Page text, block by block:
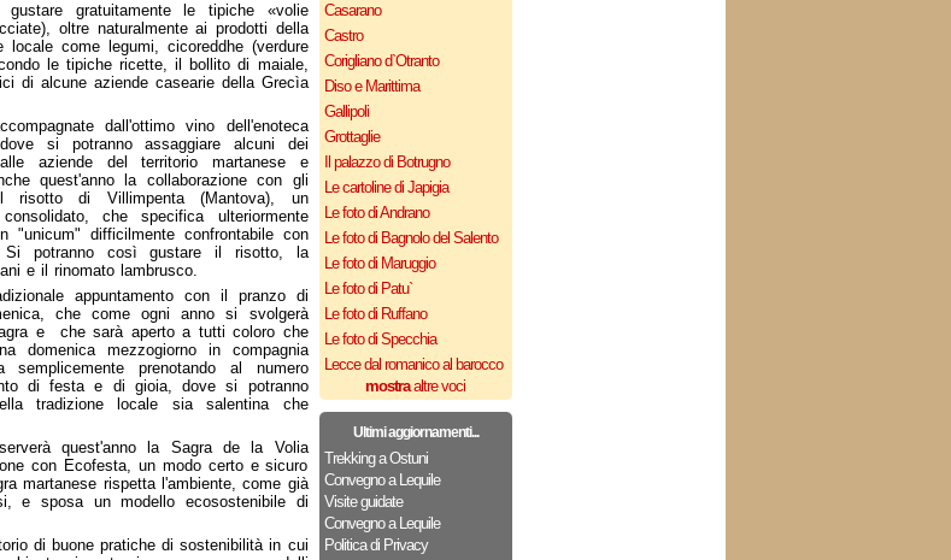
Casarano
Castro
Corigliano d`Otranto
Diso e Marittima
Gallipoli
Grottaglie
Il palazzo di Botrugno
Le cartoline di Japigia
Le foto di Andrano
Le foto di Bagnolo del Salento
Le foto di Maruggio
Le foto di Patu`
Le foto di Ruffano
Le foto di Specchia
Lecce dal romanico al barocco
mostraaltre voci
Ultimi aggiornamenti...
Trekking a Ostuni
Convegno a Lequile
Visite guidate
Convegno a Lequile
Politica di Privacy
gustare gratuitamente le tipiche «volie
oltre naturalmente ai prodotti della
locale come legumi, cicoreddhe (verdure
le tipiche ricette, il bollito di maiale,
di alcune aziende casearie della Grecìa
dall'ottimo vino dell'enoteca
si potranno assaggiare alcuni dei
aziende del territorio martanese e
quest'anno la collaborazione con gli
risotto di Villimpenta (Mantova), un
che specifica ulteriormente
"unicum" difficilmente confrontabile con
Si potranno così gustare il risotto, la
e il rinomato lambrusco.
appuntamento con il pranzo di
che come ogni anno si svolgerà
e che sarà aperto a tutti coloro che
domenica mezzogiorno in compagnia
prenotando al numero
di festa e di gioia, dove si potranno
tradizione locale sia salentina che
quest'anno la Sagra de la Volia
con Ecofesta, un modo certo e sicuro
martanese rispetta l'ambiente, come già
e sposa un modello ecosostenibile di
di buone pratiche di sostenibilità in cui